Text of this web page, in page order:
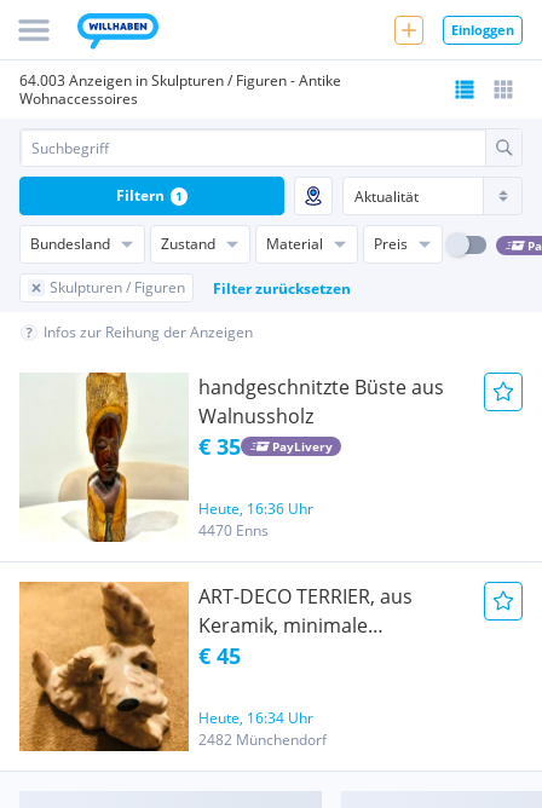
Einloggen
64.003 Anzeigen in Skulpturen / Figuren - Antike
Wohnaccessoires
Bundesland Zustand Material Preis
Skulpturen / Figuren Filter zurücksetzen
Filtern 1
Infos zur Reihung der Anzeigen
handgeschnitzte Büste aus
Walnussholz
€ 35 PayLivery
Heute, 16:36 Uhr
4470 Enns
ART-DECO TERRIER, aus
Keramik, minimale
bestossungen an der Glasur,
€ 45
Heute, 16:34 Uhr
2482 Münchendorf